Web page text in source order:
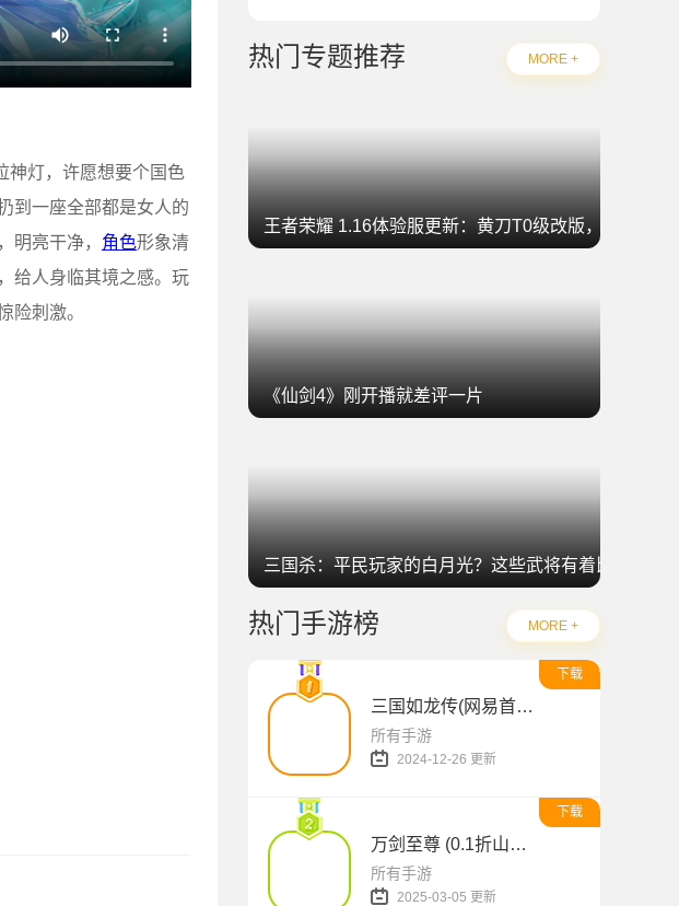
神灯，许愿想要个国色
到一座全部都是女人的
明亮干净， 角色形象清
给人身临其境之感。玩
险刺激。
热门专题推荐 MORE +
王者荣耀 1.16体验服更新：黄刀T0级改版，坦克集体
《仙剑4》刚开播就差评一片
三国杀：平民玩家的白月光？这些武将有着比肩神明
热门手游榜 MORE +
下载
三国如龙传(网易首款0.1折免费版)
所有手游
2024-12-26 更新
下载
万剑至尊 (0.1折山海经)
所有手游
2025-03-05 更新